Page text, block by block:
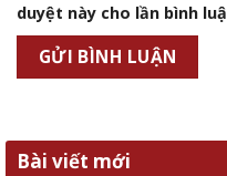
duyệt này cho lần bình
Bài viết mới